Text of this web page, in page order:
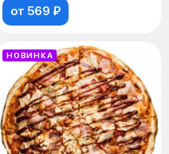
от 569 ₽
НОВИНКА